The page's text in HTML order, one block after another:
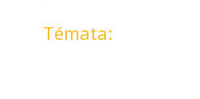
Témata: